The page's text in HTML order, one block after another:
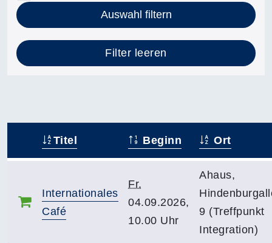
Auswahl filtern
Filter leeren
Titel Beginn Ort
Internationales
Café
Fr.
04.09.2026,
10.00 Uhr
Ahaus,
9 (Treffpunkt
Integration)